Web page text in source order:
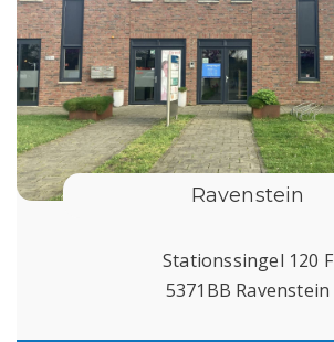
Ravenstein
Stationssingel 120 F
5371BB Ravenstein